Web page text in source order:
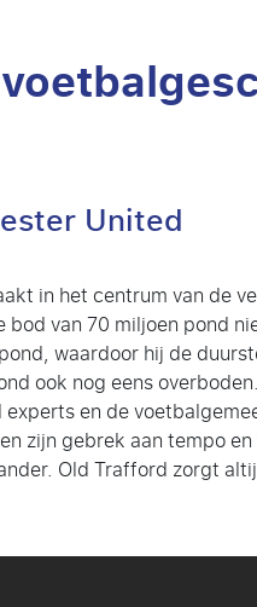
United
in het centrum van de
van 70 miljoen pond
waardoor hij de
ook nog eens
en de
zijn gebrek aan tempo
Old Trafford zorgt